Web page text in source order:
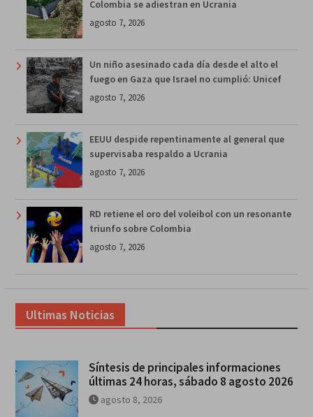
Colombia se adiestran en Ucrania
agosto 7, 2026
Un niño asesinado cada día desde el alto el
fuego en Gaza que Israel no cumplió: Unicef
agosto 7, 2026
EEUU despide repentinamente al general que
supervisaba respaldo a Ucrania
agosto 7, 2026
RD retiene el oro del voleibol con un resonante
triunfo sobre Colombia
agosto 7, 2026
Ultimas Noticias
Síntesis de principales informaciones
últimas 24 horas, sábado 8 agosto 2026
agosto 8, 2026